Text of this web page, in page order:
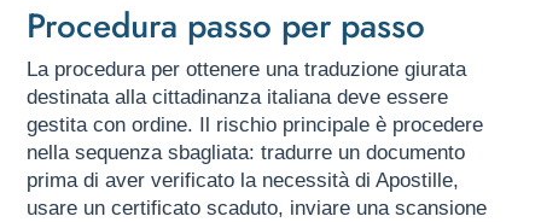
Procedura passo per passo
La procedura per ottenere una traduzione giurata
destinata alla cittadinanza italiana deve essere
gestita con ordine. Il rischio principale è procedere
nella sequenza sbagliata: tradurre un documento
prima di aver verificato la necessità di Apostille,
usare un certificato scaduto, inviare una scansione